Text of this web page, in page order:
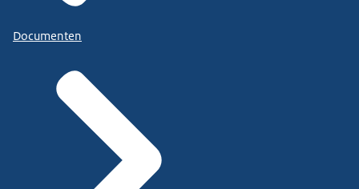
Micro-ondernemingen (minder dan 10 werknemers
Voor wie niet?
Grotere ondernemers. Grotere ondernemers
Woninghuurders. Woninghuurders melden schade via
De schademelding mag niet in behandeling zijn
Documenten